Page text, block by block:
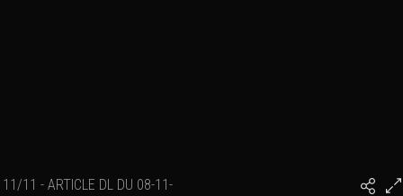
11/11 - ARTICLE DL DU 08-11-